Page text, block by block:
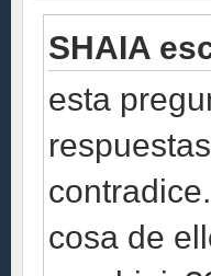
SHAIA
esta
cosa de